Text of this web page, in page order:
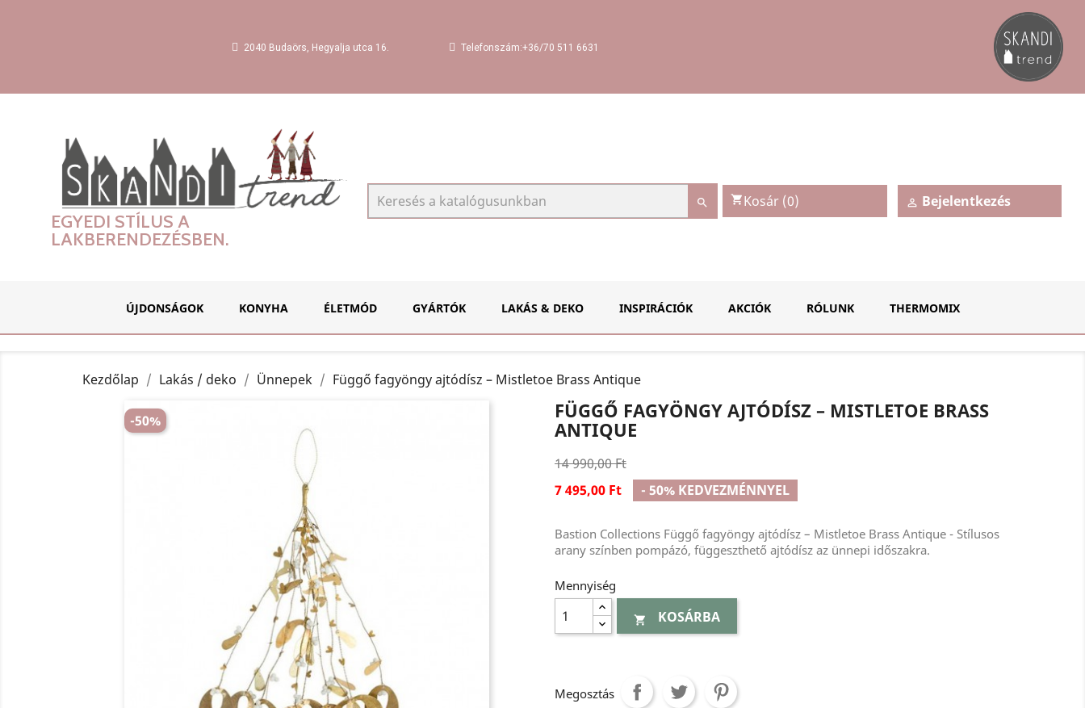
2040 Budaörs, Hegyalja utca 16. Telefonszám:+36/70 511 6631
EGYEDI STÍLUS A
LAKBERENDEZÉSBEN.
 shopping_cartKosár (0)  Bejelentkezés
ÚJDONSÁGOK KONYHA ÉLETMÓD GYÁRTÓK LAKÁS & DEKO INSPIRÁCIÓK AKCIÓK RÓLUNK THERMOMIX
Kezdőlap Lakás / deko Ünnepek Függő fagyöngy ajtódísz – Mistletoe Brass Antique
-50%
FÜGGŐ FAGYÖNGY AJTÓDÍSZ – MISTLETOE BRASS
ANTIQUE
14 990,00 Ft
7 495,00 Ft
- 50% KEDVEZMÉNNYEL
Bastion Collections Függő fagyöngy ajtódísz – Mistletoe Brass Antique - Stílusos
arany színben pompázó, függeszthető ajtódísz az ünnepi időszakra.
Mennyiség
 KOSÁRBA
Megosztás